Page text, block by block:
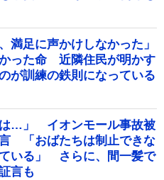
満足に声かけしなかった」
った命 近隣住民が明かす
が訓練の鉄則になっている
は…」 イオンモール事故被
「おばたちは制止できな
いる」 さらに、間一髪で
言も